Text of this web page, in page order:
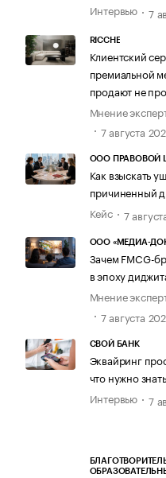
Интервью
7
RICCHE
Клиентский
премиальной
продают не
Мнение
7 августа
ООО ПРАВОВОЙ
Как взыскать
причиненный
Кейс
7
ООО «МЕДИА-
Зачем FMCG-
в эпоху
Мнение
7 августа
СВОЙ БАНК
Эквайринг
что нужно
Интервью
7